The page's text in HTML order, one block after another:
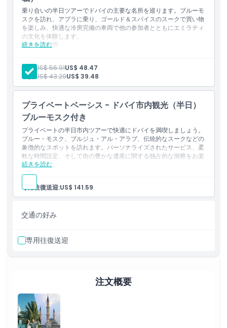
除外事項
注意事項
行き方
服装規定
キャンセルポリシー
乗り合いの半日ツアーでドバイの主要な名所を巡ります。ブルーモ
スクを訪れ、アブラに乗り、ゴールド＆スパイスのスークで買い物
を楽しみ、快適な冷房完備の車両で他の参加者とともにエミラティ
の文化を体験します。
続きを読む
含まれる内容
ドロップオフ）。
お迎えは市内中心部のホテルのみ対応しています。ご予約前に
ご利用可能かご確認ください。
清潔でエアコン完備の車両
ーガイド
アブラ（水上タクシー）乗船料
アル・カイマ ヘリテージハウスの訪問
ツアー中の冷たいミネラルウォーター
大人: US$ 56.91US$ 48.47
子供:
US$ 43.29US$ 39.48
プライベートベーシス - ドバイ市内観光（半日）
ブルーモスク付き
プライベートの半日市内ツアーで快適にドバイを満喫しましょう。
ブルー・モスク、ブルジュ・アル・アラブ、伝統的なスークなどの
象徴的なスポットを訪れます。パーソナライズされたサービス、柔
軟な時間設定、そして街の豊かな遺産に関する独占的な洞察をお楽
しみください。
続きを読む
含まれるもの
ドバイの選択したホテル/場所からの送迎（ピックアップおよ
びドロップオフ）。
清潔でエアコン完備の車両
アブラ（水上タクシー）料金
アル・カイマ・ヘリテージ・ハウス訪問
専用往復送迎:US$ 141.59
交通の好み
専用往復送迎
注文概要